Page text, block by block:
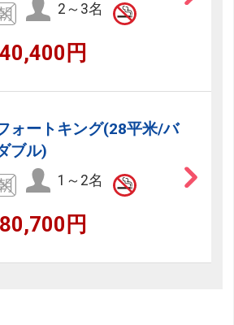
2～3名
円
ォートキング(28平米/バ
ブル)
1～2名
円